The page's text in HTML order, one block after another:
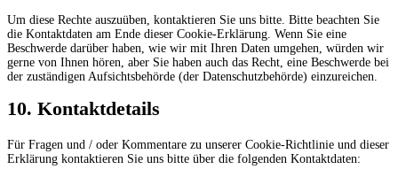
Um diese Rechte auszuüben, kontaktieren Sie uns bitte. Bitte beachten Sie
die Kontaktdaten am Ende dieser Cookie-Erklärung. Wenn Sie eine
Beschwerde darüber haben, wie wir mit Ihren Daten umgehen, würden wir
gerne von Ihnen hören, aber Sie haben auch das Recht, eine Beschwerde bei
der zuständigen Aufsichtsbehörde (der Datenschutzbehörde) einzureichen.
10. Kontaktdetails
Für Fragen und / oder Kommentare zu unserer Cookie-Richtlinie und dieser
Erklärung kontaktieren Sie uns bitte über die folgenden Kontaktdaten: